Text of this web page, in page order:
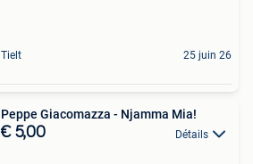
Tielt 25 juin 26
Peppe Giacomazza - Njamma Mia!
€ 5,00 Détails